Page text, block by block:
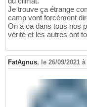
Je trouve ça étrange
camp vont forcément
On a ca dans tous nos
vérité et les autres ont
FatAgnus, le 26/09/2021